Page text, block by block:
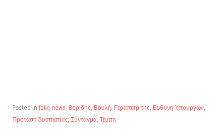
Posted in fake news Βορίδης Βουλή Γεραπετρίτης Ευθύνη Υπουργών
Πρόταση δυσπιστίας Σύνταγμα Τέμπη